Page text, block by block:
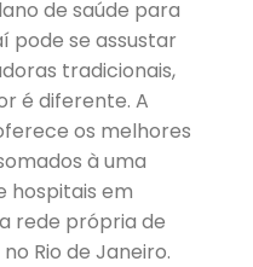
de saúde para
pode se assustar
tradicionais,
é diferente. A
os melhores
à uma
hospitais em
rede própria de
Rio de Janeiro.